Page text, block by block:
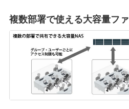
複数部署で使える大容量フ